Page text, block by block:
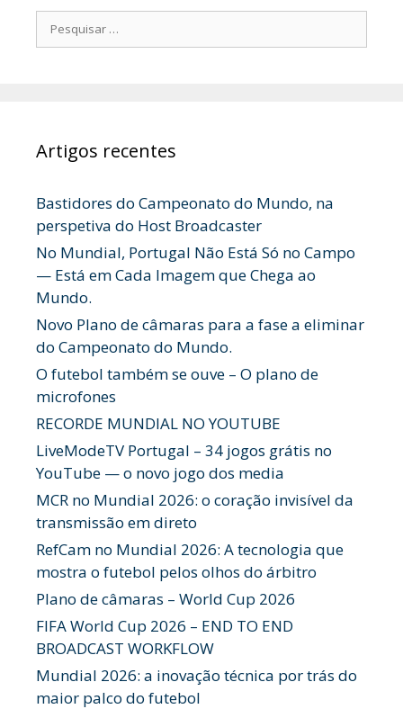
Pesquisar
por:
Artigos recentes
Bastidores do Campeonato do Mundo, na
perspetiva do Host Broadcaster
No Mundial, Portugal Não Está Só no Campo
— Está em Cada Imagem que Chega ao
Mundo.
Novo Plano de câmaras para a fase a eliminar
do Campeonato do Mundo.
O futebol também se ouve – O plano de
microfones
RECORDE MUNDIAL NO YOUTUBE
LiveModeTV Portugal – 34 jogos grátis no
YouTube — o novo jogo dos media
MCR no Mundial 2026: o coração invisível da
transmissão em direto
RefCam no Mundial 2026: A tecnologia que
mostra o futebol pelos olhos do árbitro
Plano de câmaras – World Cup 2026
FIFA World Cup 2026 – END TO END
BROADCAST WORKFLOW
Mundial 2026: a inovação técnica por trás do
maior palco do futebol